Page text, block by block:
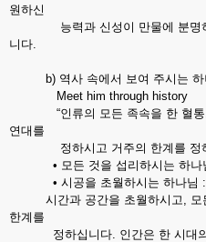
원하신
능력과 신성이 만물에 분명히
니다.
b) 역사 속에서 보여 주시는 하
Meet him through history
“인류의 모든 족속을 한 혈통으
연대를
정하시고 거주의 한계를 정하
• 모든 것을 섭리하시는 하나님
• 시공을 초월하시는 하나님 :
시간과 공간을 초월하시고, 모든
한계를
정하십니다. 인간은 한 시대의